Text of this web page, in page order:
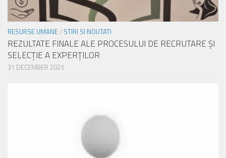
RESURSE UMANE/ STIRI SI NOUTATI
REZULTATE FINALE ALE PROCESULUI DE RECRUTARE ŞI
SELECŢIE A EXPERŢILOR
31 DECEMBER 2025